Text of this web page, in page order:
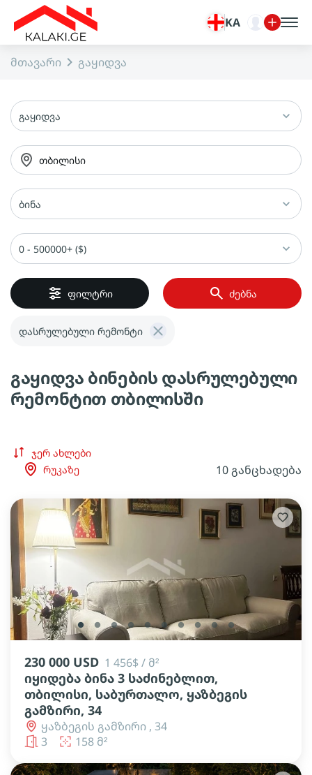
KA
მთავარი გაყიდვა
გაყიდვა
თბილისი
ბინა
0 - 500000+ ($)
ფილტრი ძებნა
დასრულებული რემონტი
გაყიდვა ბინების დასრულებული
რემონტით თბილისში
ჯერ ახლები
რუკაზე
10 განცხადება
lens lens lens lens lens lens lens lens lens lens
230 000 USD 1 456$ / მ²
იყიდება ბინა 3 საძინებლით,
თბილისი, საბურთალო, ყაზბეგის
გამზირი, 34
ყაზბეგის გამზირი , 34
3
158 მ²